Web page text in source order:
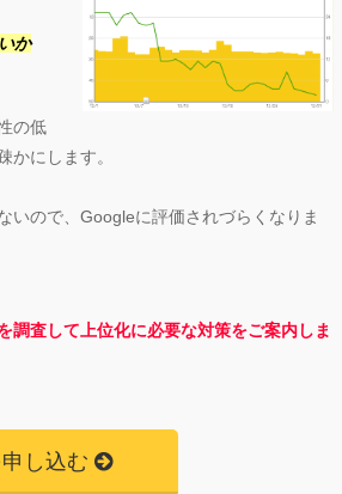
か
の低
かにします。
いので、Googleに評価されづらくなりま
調査して上位化に必要な対策をご案内しま
し込む